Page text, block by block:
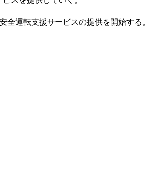
運転支援サービスの提供を開始する。